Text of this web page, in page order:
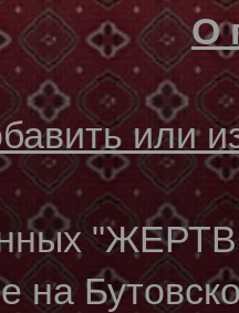
О
или
на